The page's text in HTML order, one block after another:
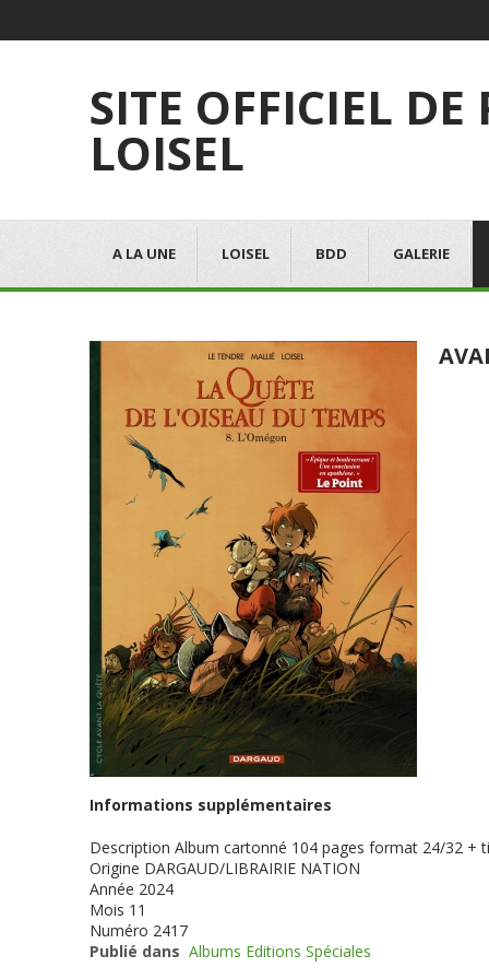
SITE OFFICIEL DE
LOISEL
A LA UNE LOISEL BDD GALERIE
Informations supplémentaires
Description Album cartonné 104 pages format 24/32 +
Origine DARGAUD/LIBRAIRIE NATION
Année 2024
Mois 11
Numéro 2417
Publié dans Albums Editions Spéciales